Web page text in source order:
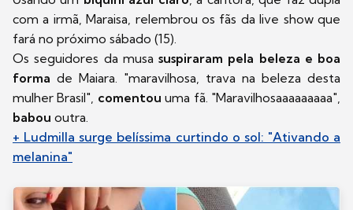
com a irmã, Maraisa, relembrou os fãs da live show que
fará no próximo sábado (15).
Os seguidores da musa suspiraram pela beleza e boa
forma de Maiara. "maravilhosa, trava na beleza desta
mulher Brasil", comentouuma fã. "Maravilhosaaaaaaaaa",
babou outra.
+ Ludmilla surge belíssima curtindo o sol: "Ativando a
melanina"